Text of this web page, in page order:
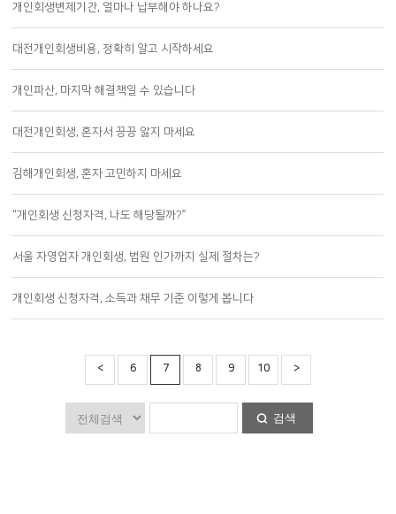
개인회생변제기간, 얼마나 납부해야 하나요?
대전개인회생비용, 정확히 알고 시작하세요
개인파산, 마지막 해결책일 수 있습니다
대전개인회생, 혼자서 끙끙 앓지 마세요
김해개인회생, 혼자 고민하지 마세요
“개인회생 신청자격, 나도 해당될까?”
서울 자영업자 개인회생, 법원 인가까지 실제 절차는?
개인회생 신청자격, 소득과 채무 기준 이렇게 봅니다
< 6 7 8 9 10 >
검색